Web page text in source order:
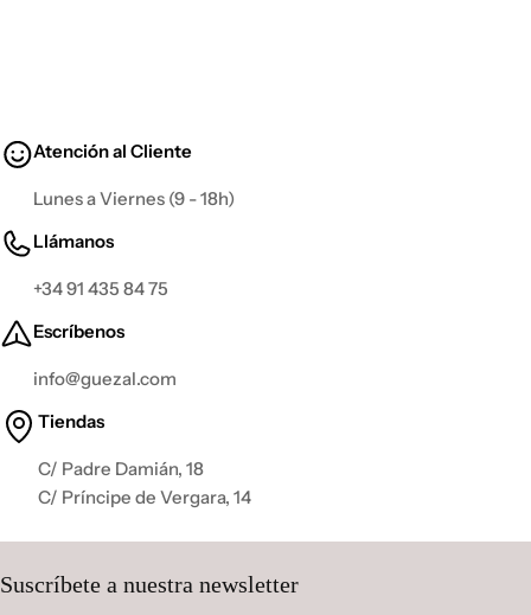
Atención al Cliente
Lunes a Viernes (9 - 18h)
Llámanos
+34 91 435 84 75
Escríbenos
info@guezal.com
Tiendas
C/ Padre Damián, 18
C/ Príncipe de Vergara, 14
Suscríbete a nuestra newsletter